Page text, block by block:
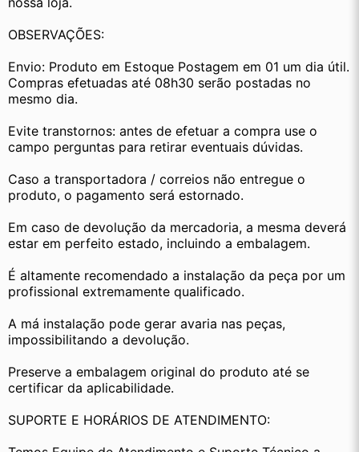
OBSERVAÇÕES:
Envio: Produto em Estoque Postagem em 01 um dia útil.
Compras efetuadas até 08h30 serão postadas no
mesmo dia.
Evite transtornos: antes de efetuar a compra use o
campo perguntas para retirar eventuais dúvidas.
Caso a transportadora / correios não entregue o
produto, o pagamento será estornado.
Em caso de devolução da mercadoria, a mesma deverá
estar em perfeito estado, incluindo a embalagem.
É altamente recomendado a instalação da peça por um
profissional extremamente qualificado.
A má instalação pode gerar avaria nas peças,
impossibilitando a devolução.
Preserve a embalagem original do produto até se
certificar da aplicabilidade.
SUPORTE E HORÁRIOS DE ATENDIMENTO: